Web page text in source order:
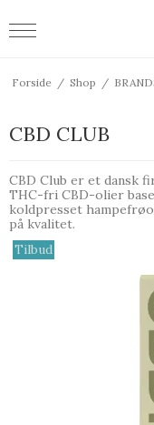
Forside / Shop /
CBD CLUB
CBD Club er et dansk
THC-fri CBD-olier
koldpresset
på kvalitet.
Tilbud